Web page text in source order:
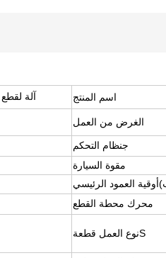
اسم المنتج آلة
الغرض من العمل
جنظام التحكم
مقوة السيارة
أوقية العمود الرئيسي
محرك محطة القطع
Sنوع العمل قطعة